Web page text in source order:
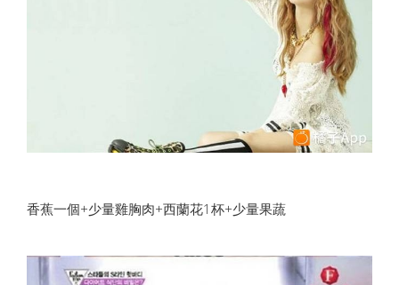
香蕉一個+少量雞胸肉+西蘭花1杯+少量果蔬